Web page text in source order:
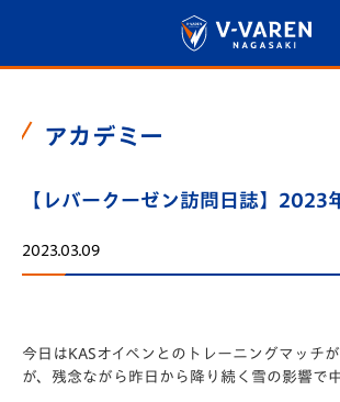
アカデミー
【レバークーゼン訪問日誌】2023
2023.03.09
今日はKASオイペンとのトレーニングマッチ
が、残念ながら昨日から降り続く雪の影響で